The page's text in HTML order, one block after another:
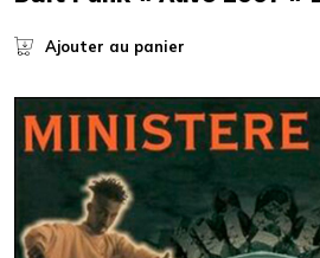
Ajouter au panier